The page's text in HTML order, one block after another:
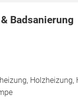
Badsanierung
Holzheizung,